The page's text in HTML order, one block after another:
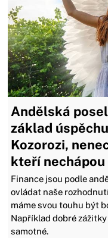
Andělská
základ
Kozorozi,
kteří
Finance jsou podle
ovládat naše
máme svou touhu být
Například dobré
samotné.